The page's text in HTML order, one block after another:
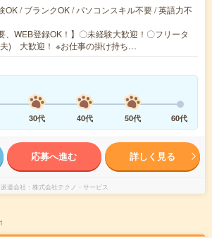
OK / ブランクOK / パソコンスキル不要 / 英語力不
、WEB登録OK！】〇未経験大歓迎！〇フリータ
) 大歓迎！ ※お仕事の掛け持ち…
30代 40代 50代 60代
応募へ進む 詳しく見る
派遣会社 株式会社テクノ・サービス